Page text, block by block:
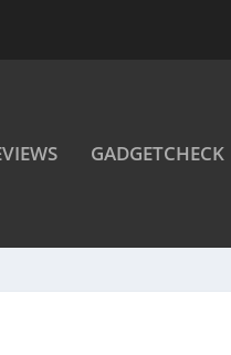
GADGETCHECK